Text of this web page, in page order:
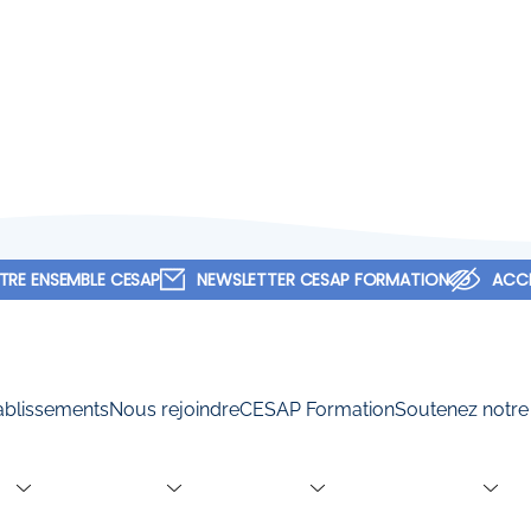
ENSEMBLE CESAP NEWSLETTER CESAP FORMATION
Nous rejoindreCESAP FormationSoutenez
et social H/F
/